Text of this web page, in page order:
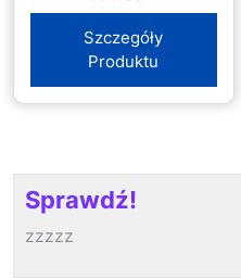
Szczegóły
Produktu
Sprawdź!
zzzzz